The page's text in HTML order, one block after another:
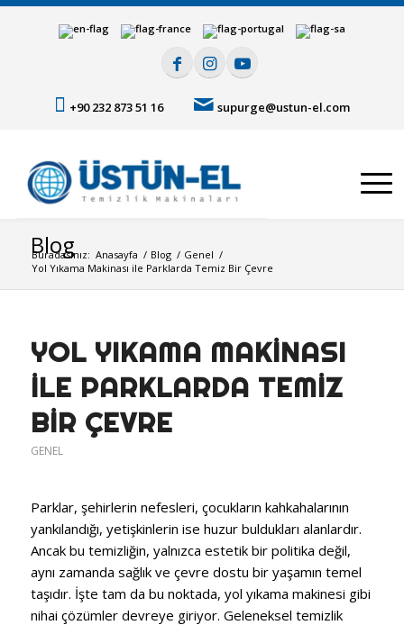
+90 232 873 51 16 supurge@ustun-el.com
Blog
Buradasınız: Anasayfa / Blog / Genel /
Yol Yıkama Makinası ile Parklarda Temiz Bir Çevre
YOL YIKAMA MAKINASI
ILE PARKLARDA TEMIZ
BIR ÇEVRE
GENEL
Parklar, şehirlerin nefesleri, çocukların kahkahalarının
yankılandığı, yetişkinlerin ise huzur buldukları alanlardır.
Ancak bu temizliğin, yalnızca estetik bir politika değil,
aynı zamanda sağlık ve çevre dostu bir yaşamın temel
taşıdır. İşte tam da bu noktada, yol yıkama makinesi gibi
nihai çözümler devreye giriyor. Geleneksel temizlik